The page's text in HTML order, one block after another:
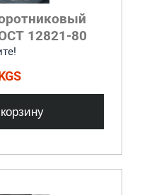
12821-80